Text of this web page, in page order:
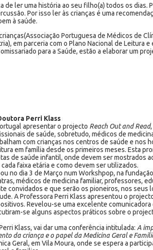
de ler uma história ao seu filho(a) todos os dias.
Por isso ler às crianças é uma
à saúde.
Portuguesa de Médicos de
em parceria com o Plano Nacional de Leitura e
para a Saúde, estão a elaborar um
Perri Klass
apresentar o projecto Reach Out and Read
de saúde, sobretudo, médicos de
com crianças nos centros de saúde e nos
em família desde os primeiros meses. Esta
de saúde infantil, onde devem ser mostrados
faixa etária e como devem ser utilizados.
no dia 3 de Março num Workshpop, na
médicos de medicina familiar, professores,
convidados e que serão os pioneiros, nos seus
A Professora Perri Klass apresentou o
Revelou-se uma excelente
se alguns aspectos práticos sobre o
Klass, vai dar uma conferência intitulada: A
da criança e o papel da Medicina Geral e
Geral, em Vila Moura, onde se espera a